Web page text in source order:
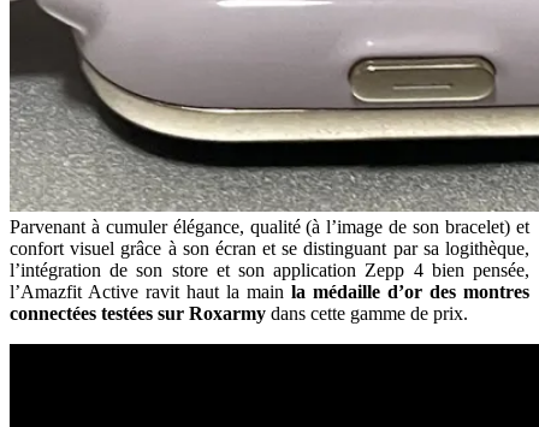
Parvenant à cumuler élégance, qualité (à l’image de son bracelet) et
confort visuel grâce à son écran et se distinguant par sa logithèque,
l’intégration de son store et son application Zepp 4 bien pensée,
l’Amazfit Active ravit haut la main la médaille d’or des montres
connectées testées sur Roxarmy dans cette gamme de prix.